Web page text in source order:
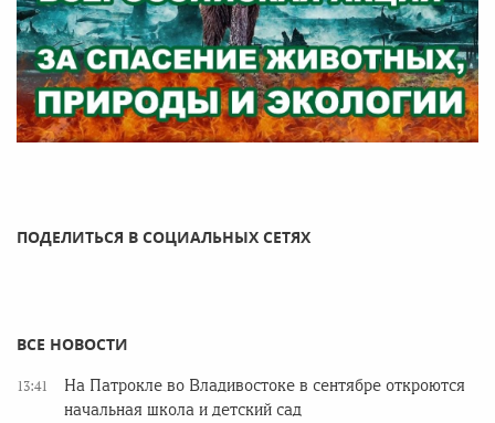
ПОДЕЛИТЬСЯ В СОЦИАЛЬНЫХ СЕТЯХ
ВСЕ НОВОСТИ
13:41
На Патрокле во Владивостоке в сентябре откроются
начальная школа и детский сад